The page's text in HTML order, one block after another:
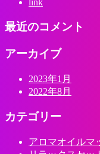
link
最近のコメント
アーカイブ
2023年1月
2022年8月
カテゴリー
アロマオイルマ